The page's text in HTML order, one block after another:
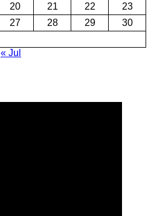
20 21 22
23
27 28 29
30
« Jul